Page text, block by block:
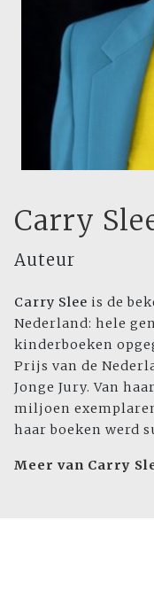
Carry
Auteur
Carry Slee is de
Nederland: hele
kinderboeken
Prijs van de
Jonge Jury. Van
miljoen
haar boeken werd
Meer van Carry